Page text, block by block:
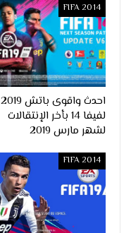
FIFA 2014
احدث واقوى باتش 2019
لفيفا 14 بأخر الإنتقالات
لشهر مارس 2019
FIFA 2014